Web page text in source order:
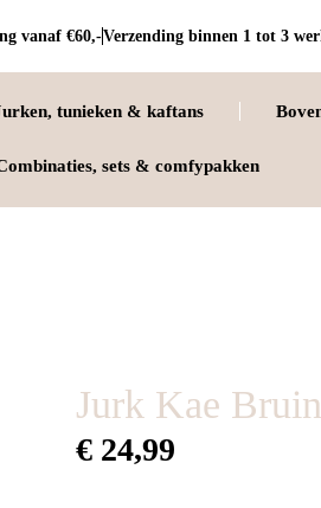
vanaf €60,-Verzending binnen 1 tot 3
tunieken & kaftans
sets & comfypakken
Jurk Kae Bruin
€24,99